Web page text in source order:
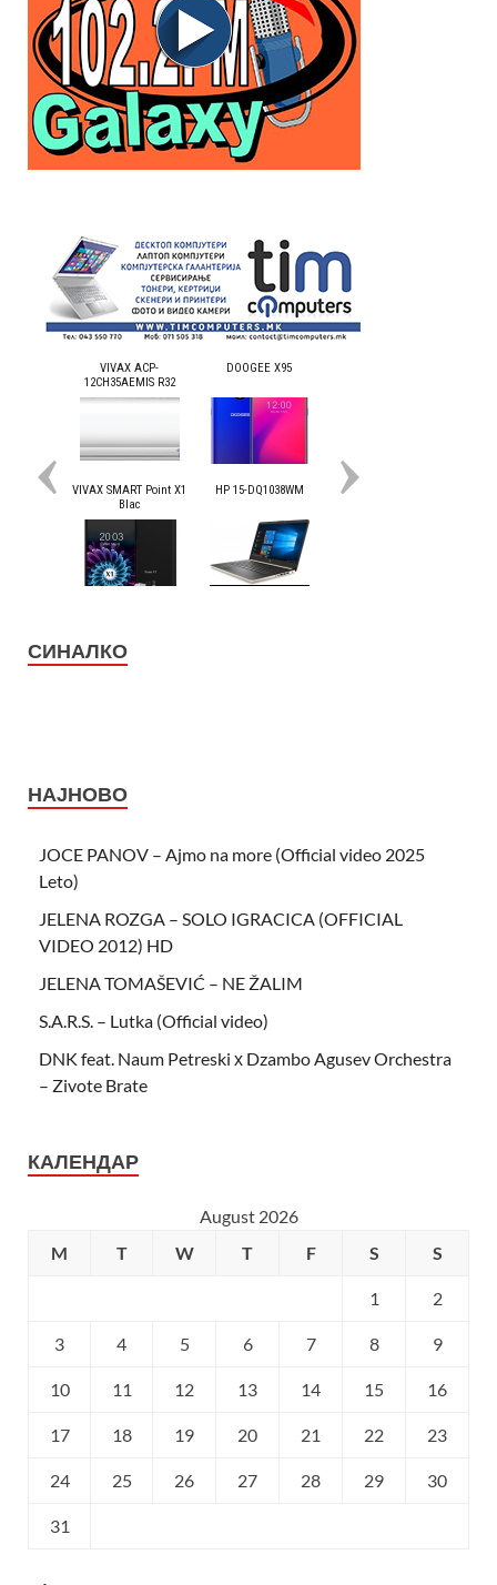
СИНАЛКО
НАЈНОВО
JOCE PANOV – Ajmo na more (Official video 2025
Leto)
JELENA ROZGA – SOLO IGRACICA (OFFICIAL
VIDEO 2012) HD
JELENA TOMAŠEVIĆ – NE ŽALIM
S.A.R.S. – Lutka (Official video)
DNK feat. Naum Petreski х Dzambo Agusev Orchestra
– Zivote Brate
КАЛЕНДАР
August 2026
M
T W T F S S
1 2
3 4 5 6 7 8 9
10 11 12 13 14 15 16
17 18 19 20 21 22 23
24 25 26 27 28 29 30
31